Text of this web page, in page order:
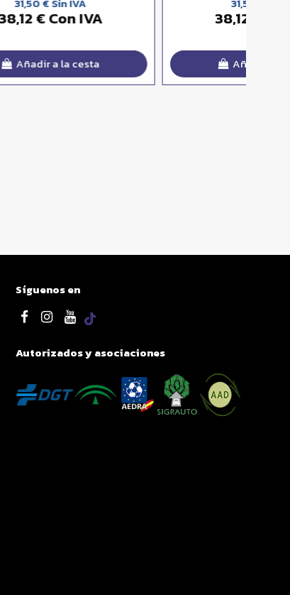
27,23 € Con IVA
Añadir a la cesta
Síguenos en
Autorizados y asociaciones